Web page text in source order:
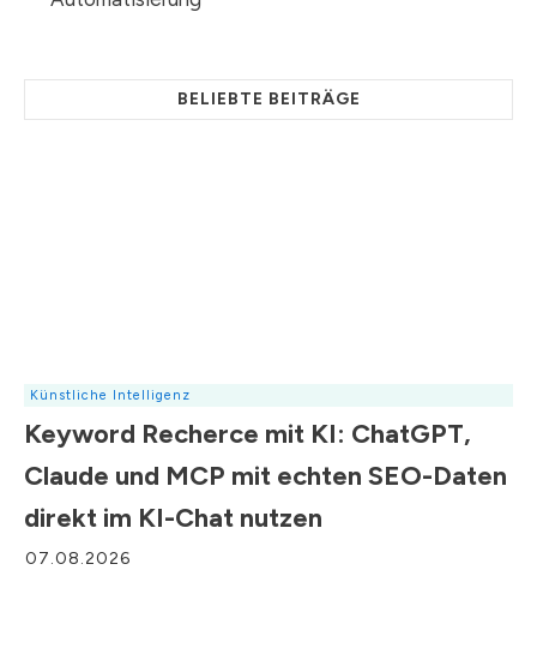
BELIEBTE BEITRÄGE
Künstliche Intelligenz
Keyword Recherce mit KI: ChatGPT,
Claude und MCP mit echten SEO-Daten
direkt im KI-Chat nutzen
07.08.2026